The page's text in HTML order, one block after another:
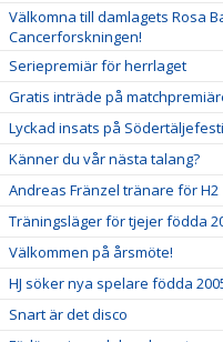
Välkomna till damlagets Rosa
Cancerforskningen!
Seriepremiär för herrlaget
Gratis inträde på
Lyckad insats på
Känner du vår nästa talang?
Andreas Fränzel tränare för H2
Träningsläger för tjejer födda
Välkommen på årsmöte!
HJ söker nya spelare födda
Snart är det disco